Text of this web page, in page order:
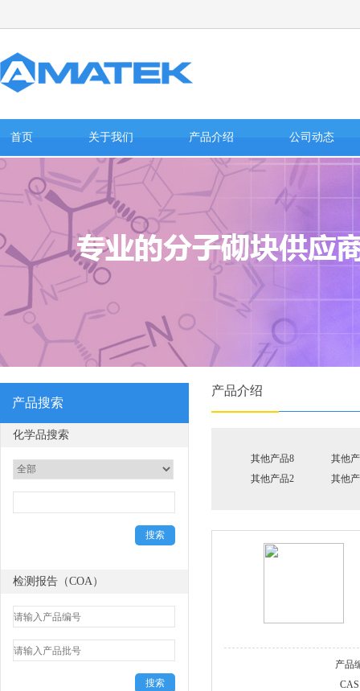
首页 关于我们 产品介绍 公司动态
产品搜索
化学品搜索
检测报告（COA）
产品介绍
其他产品8
其他
其他产品2
其他
产品